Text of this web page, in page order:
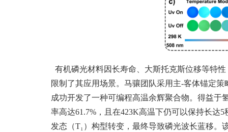
有机磷光材料因长寿命、大斯托克斯位移等特
限制了其应用场景。马骧团队采用主-客体锚定策
成功开发了一种可编程高温余辉聚合物。得益于
率高达61.7% ，且在423K高温下仍可以保持长达5
发态 （T₁） 构型转变，最终导致磷光波长蓝移。